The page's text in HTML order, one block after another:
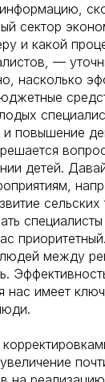
сектор
и какой
—
насколько
и повышение
детей.
сельских
между
нас имеет